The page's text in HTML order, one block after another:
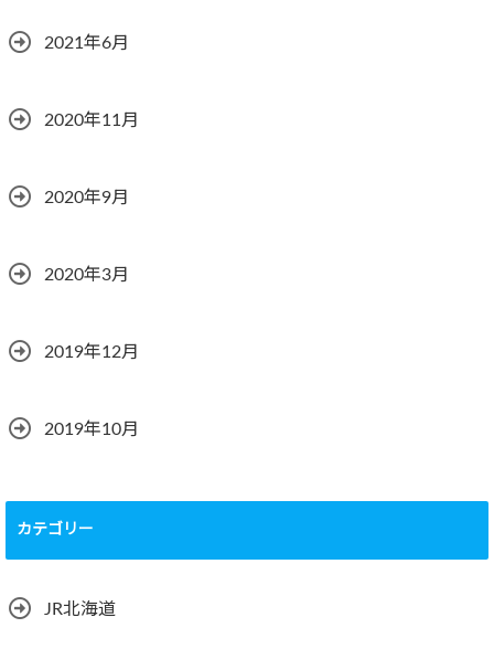
2021年6月
2020年11月
2020年9月
2020年3月
2019年12月
2019年10月
カテゴリー
JR北海道